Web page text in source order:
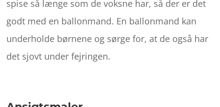
spise så længe som de voksne har, så der er det
godt med en ballonmand. En ballonmand kan
underholde børnene og sørge for, at de også har
det sjovt under fejringen.